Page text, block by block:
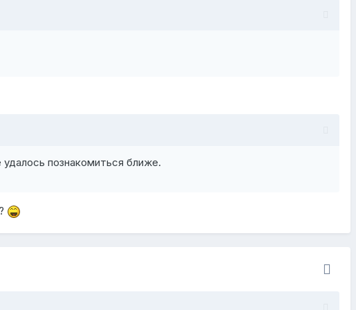
познакомиться ближе.